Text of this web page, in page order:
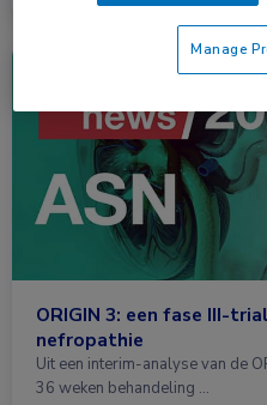
Nefrologie
ORIGIN 3: een fase III-
nefropathie
Uit een interim-analyse van de
36 weken behandeling …
Manage